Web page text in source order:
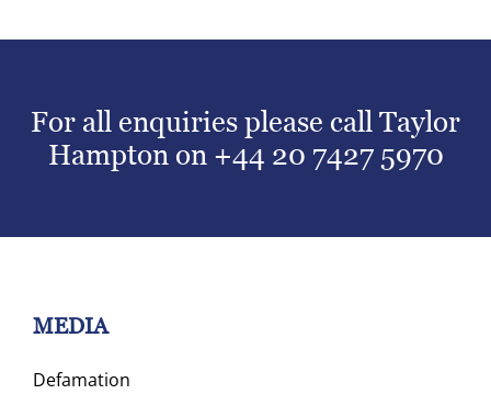
For all enquiries please call Taylor
Hampton on +44 20 7427 5970
MEDIA
Defamation